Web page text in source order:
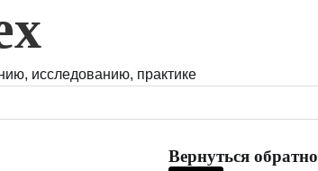
исследованию, практике
Вернуться обратно